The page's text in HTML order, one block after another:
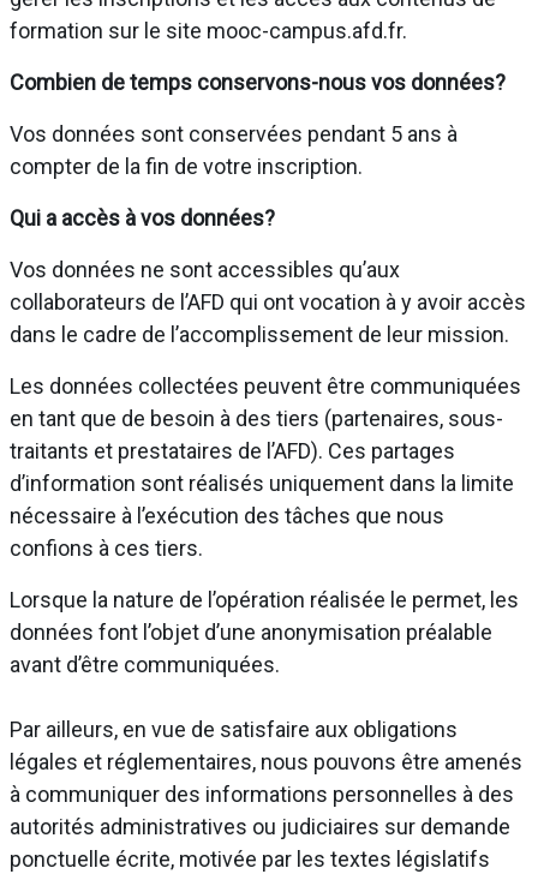
formation sur le site mooc-campus.afd.fr.
Combien de temps conservons-nous vos données?
Vos données sont conservées pendant 5 ans à
compter de la fin de votre inscription.
Qui a accès à vos données?
Vos données ne sont accessibles qu’aux
collaborateurs de l’AFD qui ont vocation à y avoir accès
dans le cadre de l’accomplissement de leur mission.
Les données collectées peuvent être communiquées
en tant que de besoin à des tiers (partenaires, sous-
traitants et prestataires de l’AFD). Ces partages
d’information sont réalisés uniquement dans la limite
nécessaire à l’exécution des tâches que nous
confions à ces tiers.
Lorsque la nature de l’opération réalisée le permet, les
données font l’objet d’une anonymisation préalable
avant d’être communiquées.
Par ailleurs, en vue de satisfaire aux obligations
légales et réglementaires, nous pouvons être amenés
à communiquer des informations personnelles à des
autorités administratives ou judiciaires sur demande
ponctuelle écrite, motivée par les textes législatifs